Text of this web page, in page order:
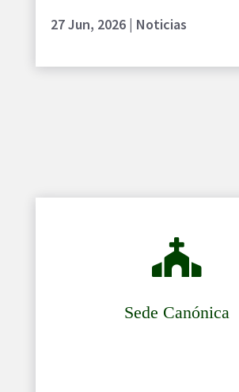
27 Jun, 2026| Noticias

Sede Canónica